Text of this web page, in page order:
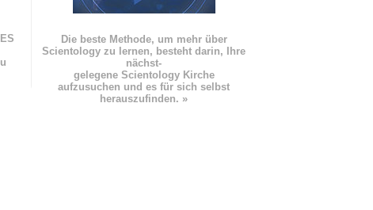
Die beste Methode, um mehr über
Scientology zu lernen, besteht darin, Ihre
nächst-
gelegene Scientology Kirche
aufzusuchen und es für sich selbst
herauszufinden. »